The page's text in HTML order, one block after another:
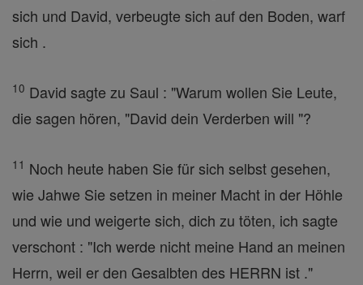
sich und David, verbeugte sich auf den Boden, warf
sich .
10 David sagte zu Saul : "Warum wollen Sie Leute,
die sagen hören, "David dein Verderben will "?
11 Noch heute haben Sie für sich selbst gesehen,
wie Jahwe Sie setzen in meiner Macht in der Höhle
und wie und weigerte sich, dich zu töten, ich sagte
verschont : "Ich werde nicht meine Hand an meinen
Herrn, weil er den Gesalbten des HERRN ist ."